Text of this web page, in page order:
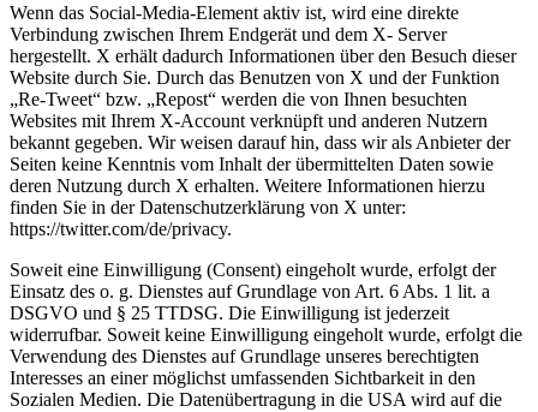
Wenn das Social-Media-Element aktiv ist, wird eine direkte
Verbindung zwischen Ihrem Endgerät und dem X- Server
hergestellt. X erhält dadurch Informationen über den Besuch dieser
Website durch Sie. Durch das Benutzen von X und der Funktion
„Re-Tweet“ bzw. „Repost“ werden die von Ihnen besuchten
Websites mit Ihrem X-Account verknüpft und anderen Nutzern
bekannt gegeben. Wir weisen darauf hin, dass wir als Anbieter der
Seiten keine Kenntnis vom Inhalt der übermittelten Daten sowie
deren Nutzung durch X erhalten. Weitere Informationen hierzu
finden Sie in der Datenschutzerklärung von X unter:
https://twitter.com/de/privacy.
Soweit eine Einwilligung (Consent) eingeholt wurde, erfolgt der
Einsatz des o. g. Dienstes auf Grundlage von Art. 6 Abs. 1 lit. a
DSGVO und § 25 TTDSG. Die Einwilligung ist jederzeit
widerrufbar. Soweit keine Einwilligung eingeholt wurde, erfolgt die
Verwendung des Dienstes auf Grundlage unseres berechtigten
Interesses an einer möglichst umfassenden Sichtbarkeit in den
Sozialen Medien. Die Datenübertragung in die USA wird auf die